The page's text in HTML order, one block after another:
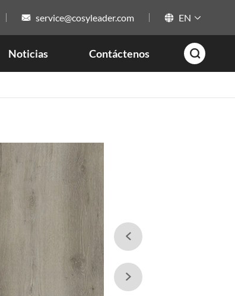
 service@cosyleader.com  EN 
Noticias Contáctenos 

